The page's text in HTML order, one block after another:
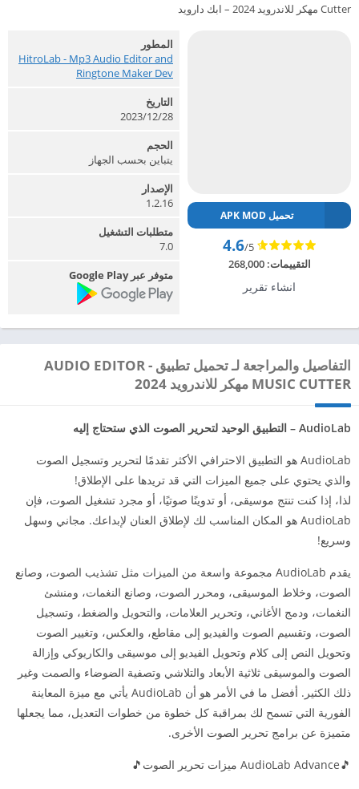
Cutter مهكر للاندرويد 2024 – ابك دارويد
تحميل APK MOD
4.6/5
التقييمات:268,000
انشاء تقرير
المطور
HitroLab - Mp3 Audio Editor and
Ringtone Maker Dev‏
التاريخ
2023/12/28
الحجم
يتباين بحسب الجهاز
الإصدار
1.2.16
متطلبات التشغيل
7.0
متوفر عبر Google Play
التفاصيل والمراجعة لـ تحميل تطبيق AUDIO EDITOR -
MUSIC CUTTER مهكر للاندرويد 2024
AudioLab – التطبيق الوحيد لتحرير الصوت الذي ستحتاج إليه
AudioLab هو التطبيق الاحترافي الأكثر تقدمًا لتحرير وتسجيل الصوت
والذي يحتوي على جميع الميزات التي قد تريدها على الإطلاق!
لذا، إذا كنت تنتج موسيقى، أو تدوينًا صوتيًا، أو مجرد تشغيل الصوت، فإن
AudioLab هو المكان المناسب لك لإطلاق العنان لإبداعك. مجاني وسهل
وسريع!
يقدم AudioLab مجموعة واسعة من الميزات مثل تشذيب الصوت، وصانع
الصوت، وخلاط الموسيقى، ومحرر الصوت، وصانع النغمات، ومنشئ
النغمات، ودمج الأغاني، وتحرير العلامات، والتحويل والضغط، وتسجيل
الصوت، وتقسيم الصوت والفيديو إلى مقاطع، والعكس، وتغيير الصوت
وتحويل النص إلى كلام وتحويل الفيديو إلى موسيقى والكاريوكي وإزالة
الصوت والموسيقى ثلاثية الأبعاد والتلاشي وتصفية الضوضاء والصمت وغير
ذلك الكثير. أفضل ما في الأمر هو أن AudioLab يأتي مع ميزة المعاينة
الفورية التي تسمح لك بمراقبة كل خطوة من خطوات التعديل، مما يجعلها
متميزة عن برامج تحرير الصوت الأخرى.
🎵AudioLab Advance ميزات تحرير الصوت🎵